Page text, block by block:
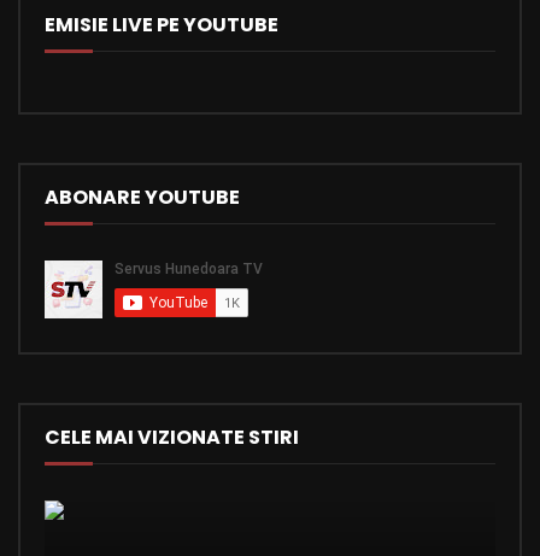
EMISIE LIVE PE YOUTUBE
ABONARE YOUTUBE
CELE MAI VIZIONATE STIRI